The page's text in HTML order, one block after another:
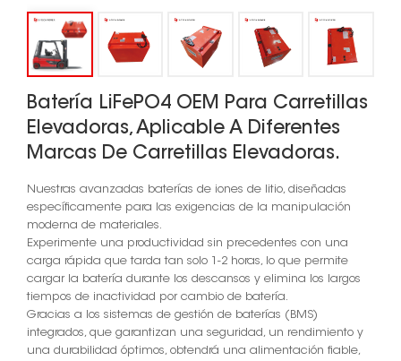
Batería LiFePO4 OEM Para Carretillas
Elevadoras, Aplicable A Diferentes
Marcas De Carretillas Elevadoras.
Nuestras avanzadas baterías de iones de litio, diseñadas
específicamente para las exigencias de la manipulación
moderna de materiales.
Experimente una productividad sin precedentes con una
carga rápida que tarda tan solo 1-2 horas, lo que permite
cargar la batería durante los descansos y elimina los largos
tiempos de inactividad por cambio de batería.
Gracias a los sistemas de gestión de baterías (BMS)
integrados, que garantizan una seguridad, un rendimiento y
una durabilidad óptimos, obtendrá una alimentación fiable,